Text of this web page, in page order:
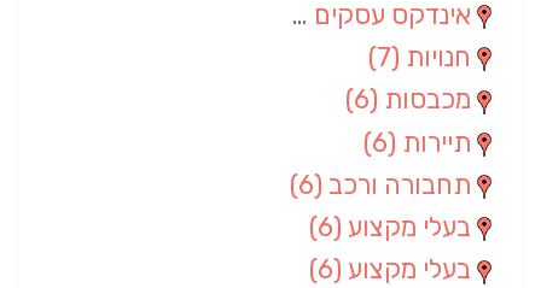
אינדקס עסקים ארצי
חנויות (7)
מכבסות (6)
תיירות (6)
תחבורה ורכב (6)
בעלי מקצוע (6)
בעלי מקצוע (6)